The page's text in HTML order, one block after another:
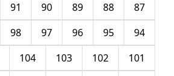
87
88
89
90
91
94
95
96
97
98
101
102
103
104